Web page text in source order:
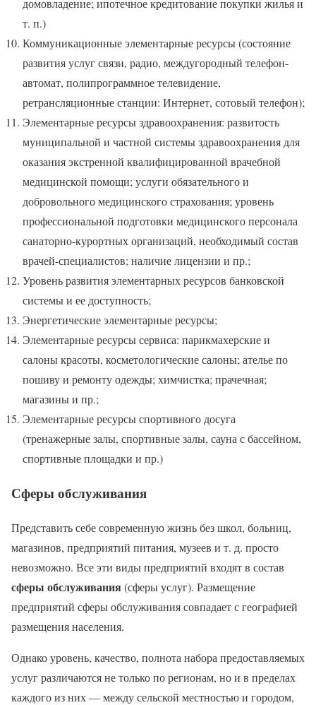
домовладение; ипотечное кредитование покупки жилья и
т. п.)
Коммуникационные элементарные ресурсы (состояние
развития услуг связи, радио, междугородный телефон-
автомат, полипрограммное телевидение,
ретрансляционные станции: Интернет, сотовый телефон);
Элементарные ресурсы здравоохранения: развитость
муниципальной и частной системы здравоохранения для
оказания экстренной квалифицированной врачебной
медицинской помощи; услуги обязательного и
добровольного медицинского страхования; уровень
профессиональной подготовки медицинского персонала
санаторно-курортных организаций, необходимый состав
врачей-специалистов; наличие лицензии и пр.;
Уровень развития элементарных ресурсов банковской
системы и ее доступность;
Энергетические элементарные ресурсы;
Элементарные ресурсы сервиса: парикмахерские и
салоны красоты, косметологические салоны; ателье по
пошиву и ремонту одежды; химчистка; прачечная;
магазины и пр.;
Элементарные ресурсы спортивного досуга
(тренажерные залы, спортивные залы, сауна с бассейном,
спортивные площадки и пр.)
Сферы обслуживания
Представить себе современную жизнь без школ, больниц,
магазинов, предприятий питания, музеев и т. д. просто
невозможно. Все эти виды предприятий входят в состав
сферы обслуживания(сферы услуг). Размещение
предприятий сферы обслуживания совпадает с географией
размещения населения.
Однако уровень, качество, полнота набора предоставляемых
услуг различаются не только по регионам, но и в пределах
каждого из них — между сельской местностью и городом,